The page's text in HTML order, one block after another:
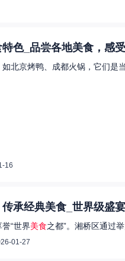
色_品尝各地美食，感
如北京烤鸭、成都火锅，它们是
16
承经典美食_世界级盛
“世界美食之都”。湘桥区通过
01-27